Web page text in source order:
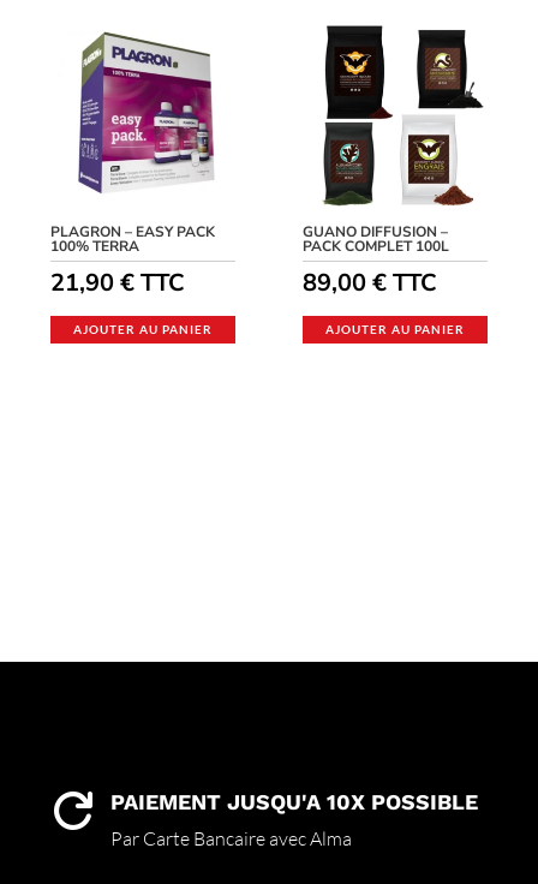
PLAGRON – EASY PACK
100% TERRA
21,90€ TTC
AJOUTER AU PANIER
GUANO DIFFUSION –
PACK COMPLET 100L
89,00€TTC
AJOUTER AU PANIER
 PAIEMENT JUSQU'A 10X POSSIBLE
Par Carte Bancaire avec Alma